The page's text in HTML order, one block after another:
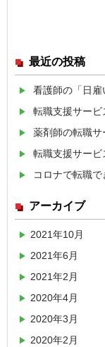
最近の投稿
看護師の「日雇
転職支援サービ
薬剤師の転職サ
転職支援サービ
コロナで転職で
アーカイブ
2021年10月
2021年6月
2021年2月
2020年4月
2020年3月
2020年2月